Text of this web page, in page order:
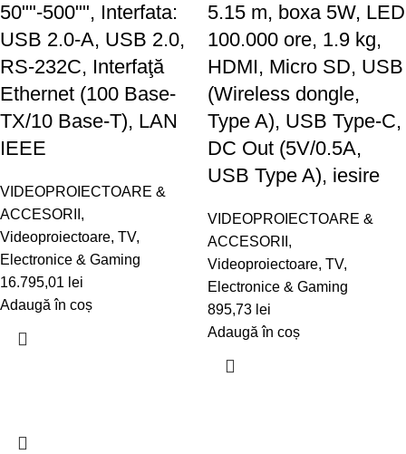
50""-500"", Interfata:
USB 2.0-A, USB 2.0,
RS-232C, Interfaţă
Ethernet (100 Base-
TX/10 Base-T), LAN
IEEE
VIDEOPROIECTOARE &
ACCESORII ,
Videoproiectoare, TV,
Electronice & Gaming
16.795,01 lei
Adaugă în coș
5.15 m, boxa 5W, LED
100.000 ore, 1.9 kg,
HDMI, Micro SD, USB
(Wireless dongle,
Type A), USB Type-C,
DC Out (5V/0.5A,
USB Type A), iesire
VIDEOPROIECTOARE &
ACCESORII ,
Videoproiectoare, TV,
Electronice & Gaming
895,73 lei
Adaugă în coș